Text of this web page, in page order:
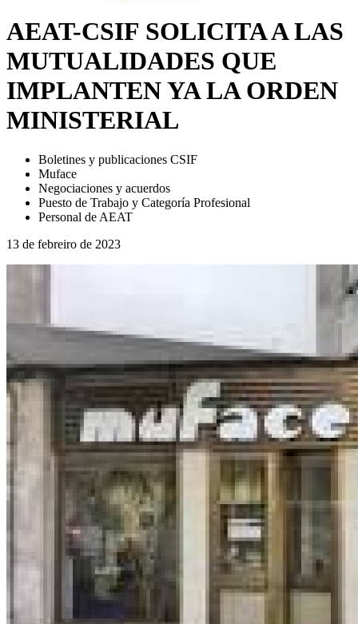
AEAT-CSIF SOLICITA A LAS
MUTUALIDADES QUE
IMPLANTEN YA LA ORDEN
MINISTERIAL
Boletines y publicaciones CSIF
Muface
Negociaciones y acuerdos
Puesto de Trabajo y Categoría Profesional
Personal de AEAT
13 de febreiro de 2023